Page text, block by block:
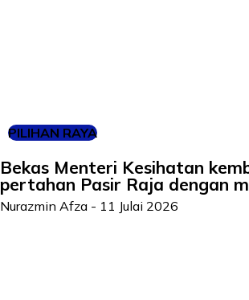
PILIHAN RAYA
Bekas Menteri Kesihatan
pertahan Pasir Raja dengan
Nurazmin Afza - 11 Julai 2026